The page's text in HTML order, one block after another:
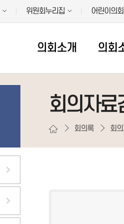
위원회누리집 어린이의회
의회소개 의회
회의자료
회의록 회